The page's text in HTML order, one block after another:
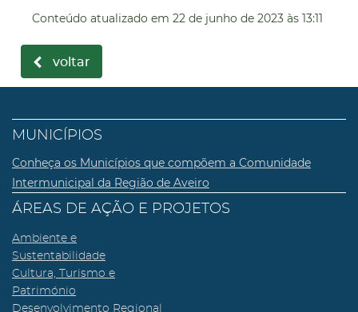
Conteúdo atualizado em 22 de junho de 2023 às 13:11
voltar
MUNICÍPIOS
Conheça os Municípios que compõem a Comunidade
Intermunicipal da Região de Aveiro
ÁREAS DE AÇÃO E PROJETOS
Ambiente e
Sustentabilidade
Cultura, Turismo e
Património
Desenvolvimento Regional